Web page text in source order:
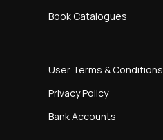
Book Catalogues
User Terms & Conditions
Privacy Policy
Bank Accounts